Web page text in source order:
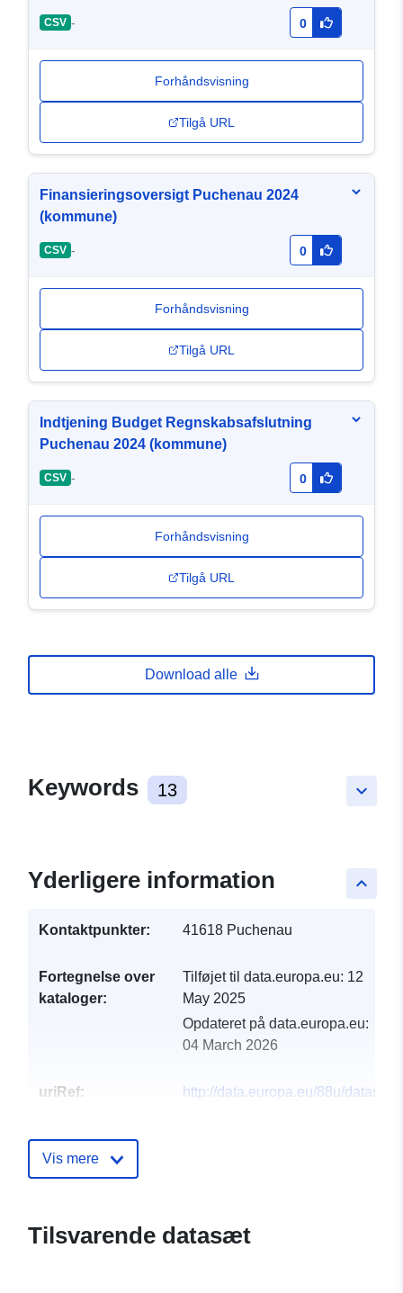
CSV - 0
Forhåndsvisning
Tilgå URL
Finansieringsoversigt Puchenau 2024
(kommune)
CSV - 0
Forhåndsvisning
Tilgå URL
Indtjening Budget Regnskabsafslutning
Puchenau 2024 (kommune)
CSV - 0
Forhåndsvisning
Tilgå URL
Download alle
keyboard_arrow_down
Keywords 13
keyboard_arrow_up
Yderligere information
Kontaktpunkter: 41618 Puchenau
Fortegnelse over
kataloger:
Tilføjet til data.europa.eu: 12
May 2025
Opdateret på data.europa.eu:
04 March 2026
uriRef:
http://data.europa.eu/88u/
Vis mere
Tilsvarende datasæt